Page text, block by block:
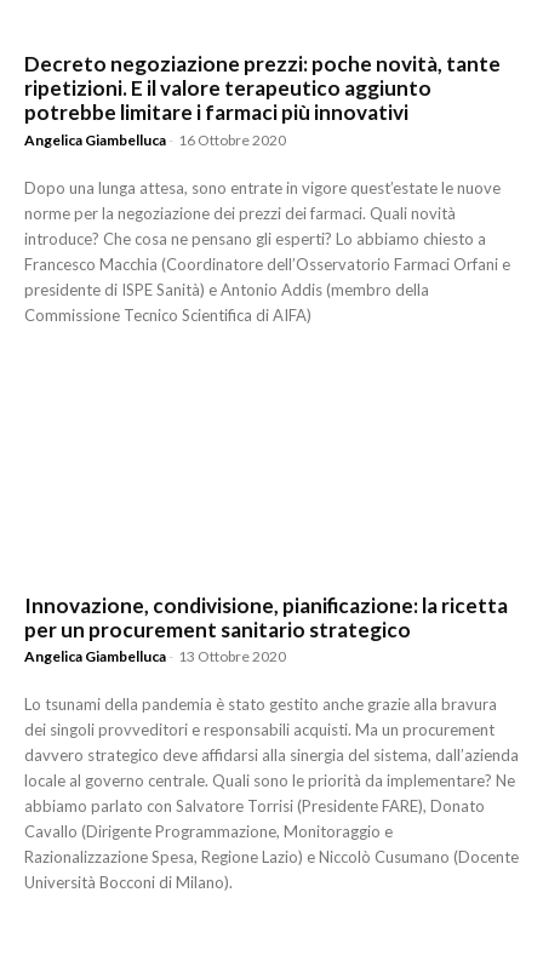
Decreto negoziazione prezzi: poche novità, tante
ripetizioni. E il valore terapeutico aggiunto
potrebbe limitare i farmaci più innovativi
Angelica Giambelluca - 16 Ottobre 2020
Dopo una lunga attesa, sono entrate in vigore quest’estate le nuove
norme per la negoziazione dei prezzi dei farmaci. Quali novità
introduce? Che cosa ne pensano gli esperti? Lo abbiamo chiesto a
Francesco Macchia (Coordinatore dell’Osservatorio Farmaci Orfani e
presidente di ISPE Sanità) e Antonio Addis (membro della
Commissione Tecnico Scientifica di AIFA)
Innovazione, condivisione, pianificazione: la ricetta
per un procurement sanitario strategico
Angelica Giambelluca - 13 Ottobre 2020
Lo tsunami della pandemia è stato gestito anche grazie alla bravura
dei singoli provveditori e responsabili acquisti. Ma un procurement
davvero strategico deve affidarsi alla sinergia del sistema, dall’azienda
locale al governo centrale. Quali sono le priorità da implementare? Ne
abbiamo parlato con Salvatore Torrisi (Presidente FARE), Donato
Cavallo (Dirigente Programmazione, Monitoraggio e
Razionalizzazione Spesa, Regione Lazio) e Niccolò Cusumano (Docente
Università Bocconi di Milano).